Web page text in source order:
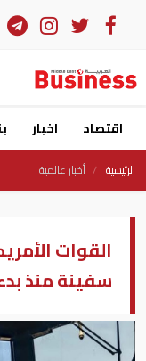
اقتصاد اخبار
الرئيسية أخبار عالمية
سفينة منذ